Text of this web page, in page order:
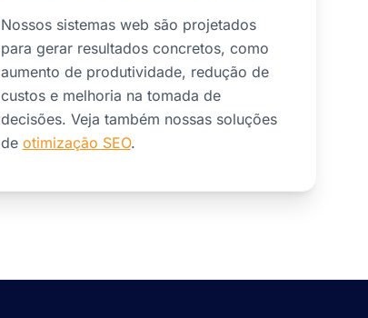
Nossos sistemas web são projetados
para gerar resultados concretos, como
aumento de produtividade, redução de
custos e melhoria na tomada de
decisões. Veja também nossas soluções
de otimização SEO.